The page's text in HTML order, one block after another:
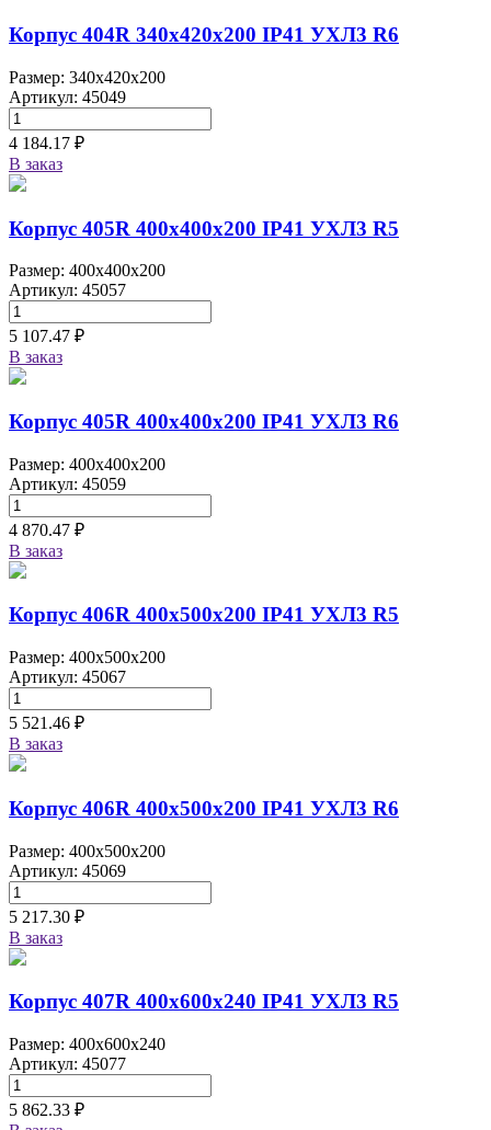
Корпус 404R 340х420х200 IP41 УХЛ3 R6
Размер: 340x420x200
Артикул: 45049
4 184.17 ₽
В заказ
Корпус 405R 400х400х200 IP41 УХЛ3 R5
Размер: 400x400x200
Артикул: 45057
5 107.47 ₽
В заказ
Корпус 405R 400х400х200 IP41 УХЛ3 R6
Размер: 400x400x200
Артикул: 45059
4 870.47 ₽
В заказ
Корпус 406R 400х500х200 IP41 УХЛ3 R5
Размер: 400x500x200
Артикул: 45067
5 521.46 ₽
В заказ
Корпус 406R 400х500х200 IP41 УХЛ3 R6
Размер: 400x500x200
Артикул: 45069
5 217.30 ₽
В заказ
Корпус 407R 400х600х240 IP41 УХЛ3 R5
Размер: 400x600x240
Артикул: 45077
5 862.33 ₽